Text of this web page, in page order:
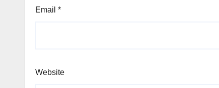
Email *
Website